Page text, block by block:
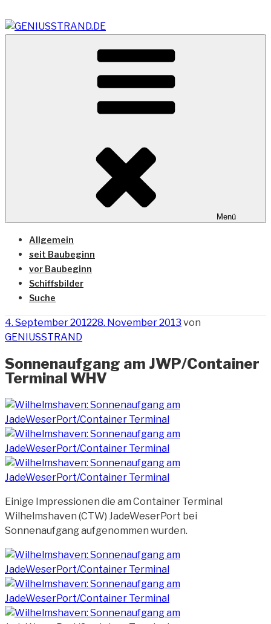
Inhalt
springen
GENIUSSTRAND.DE
Vom Geniusstrand zum JadeWeserPort/Container
Terminal Wilhelmshaven
Menü
Allgemein
seit Baubeginn
vor Baubeginn
Schiffsbilder
Suche
Veröffentlicht
am
4. September 201228. November 2013 von
GENIUSSTRAND
Sonnenaufgang am JWP/Container
Terminal WHV
Einige Impressionen die am Container Terminal
Wilhelmshaven (CTW) JadeWeserPort bei
Sonnenaufgang aufgenommen wurden.